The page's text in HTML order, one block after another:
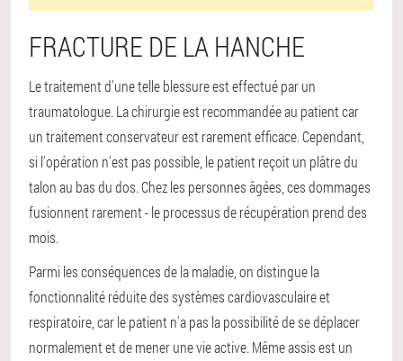
FRACTURE DE LA HANCHE
Le traitement d'une telle blessure est effectué par un
traumatologue. La chirurgie est recommandée au patient car
un traitement conservateur est rarement efficace. Cependant,
si l'opération n'est pas possible, le patient reçoit un plâtre du
talon au bas du dos. Chez les personnes âgées, ces dommages
fusionnent rarement - le processus de récupération prend des
mois.
Parmi les conséquences de la maladie, on distingue la
fonctionnalité réduite des systèmes cardiovasculaire et
respiratoire, car le patient n'a pas la possibilité de se déplacer
normalement et de mener une vie active. Même assis est un